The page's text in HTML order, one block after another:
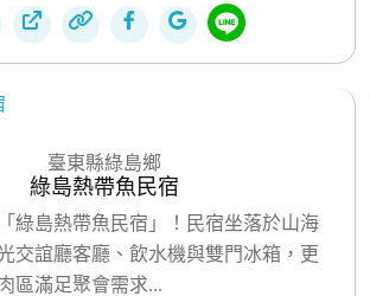
臺東縣綠島鄉
綠島熱帶魚民宿
綠島熱帶魚民宿」！民宿坐落於山海
交誼廳客廳、飲水機與雙門冰箱，更
區滿足聚會需求...